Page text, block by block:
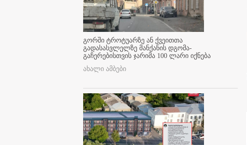
გორში ტროტუარზე ან ქვეითთა
გადასასვლელზე მანქანის დგომა-
გაჩერებისთვის ჯარიმა 100 ლარი იქნება
ახალი ამბები